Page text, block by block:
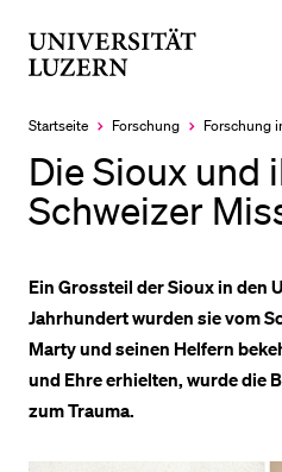
Startseite Forschung Forschung
Die Sioux und
Schweizer
Ein Grossteil der Sioux in den
Jahrhundert wurden sie vom
Marty und seinen Helfern
und Ehreerhielten, wurde die
zum Trauma.
LETZTE SUCHEN
DIE UNI FÜR…
Schulklassen und
Studierende
Forschende
Mitarbeitende
Alumni